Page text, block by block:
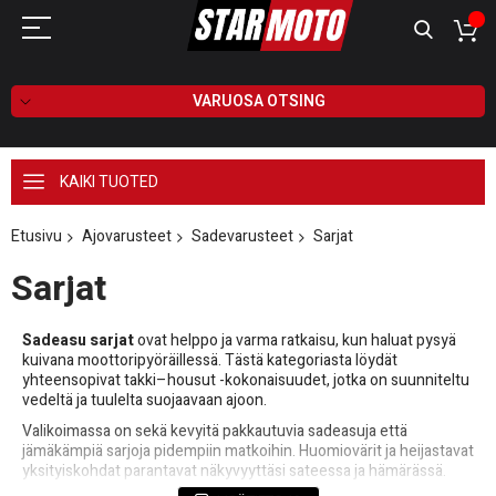
VARUOSA OTSING
KAIKI TUOTED
Etusivu Ajovarusteet Sadevarusteet Sarjat
Sarjat
Sadeasu sarjatovat helppo ja varma ratkaisu, kun haluat pysyä
kuivana moottoripyöräillessä. Tästä kategoriasta löydät
yhteensopivat takki–housut -kokonaisuudet, jotka on suunniteltu
vedeltä ja tuulelta suojaavaan ajoon.
Valikoimassa on sekä kevyitä pakkautuvia sadeasuja että
jämäkämpiä sarjoja pidempiin matkoihin. Huomiovärit ja heijastavat
yksityiskohdat parantavat näkyvyyttäsi sateessa ja hämärässä.